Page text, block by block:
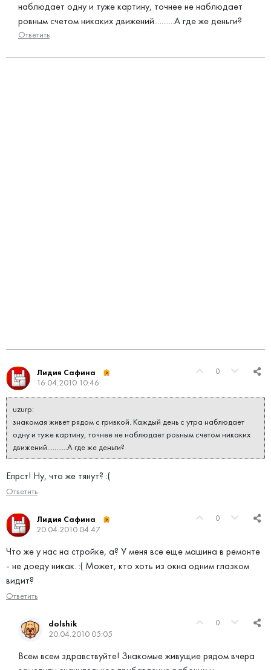
наблюдает одну и туже картину, точнее не наблюдает
ровным счетом никаких движений...........А где же деньги?
Ответить
0
Лидия Сафина
16.04.2010 10:46
uzurp:
знакомая живет рядом с гривкой. Каждый день с утра наблюдает
одну и туже картину, точнее не наблюдает ровным счетом никаких
движений...........А где же деньги?
Епрст! Ну, что же тянут? :(
Ответить
0
Лидия Сафина
20.04.2010 04:47
Что же у нас на стройке, а? У меня все еще машина в ремонте
- не доеду никак. :( Может, кто хоть из окна одним глазком
видит?
Ответить
0
dolshik
20.04.2010 05:05
Всем всем здравствуйте! Знакомые живущие рядом вчера